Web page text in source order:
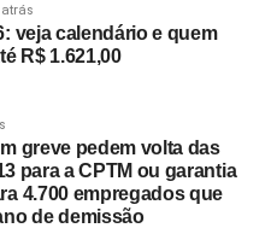
veja calendário e quem
R$ 1.621,00
greve pedem volta das
para a CPTM ou garantia
4.700 empregados que
de demissão